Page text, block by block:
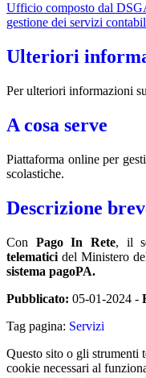
Ufficio composto dal
gestione dei servizi
Ulteriori
Per ulteriori informazioni
A cosa serve
Piattaforma online per
scolastiche.
Descrizione
Con Pago In Rete, il
telematici del Ministero
sistema pagoPA.
Pubblicato: 05-01-2024 -
Tag pagina: Servizi
Questo sito o gli strumenti
cookie necessari al